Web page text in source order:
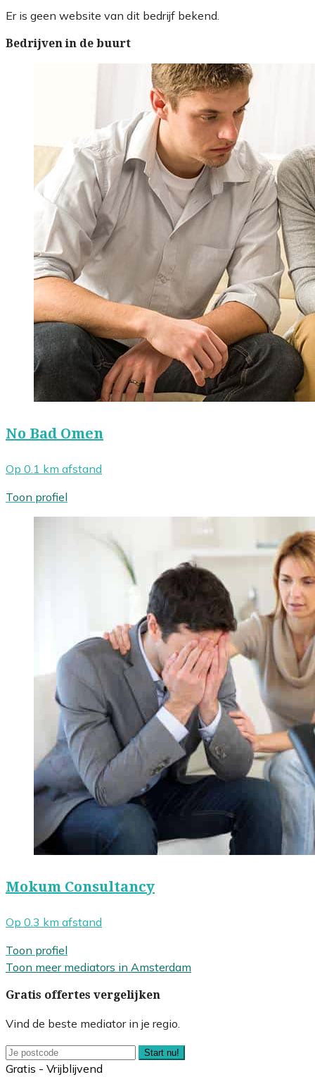
Er is geen website van dit bedrijf bekend.
Bedrijven in de buurt
No Bad Omen
Op 0.1 km afstand
Toon profiel
Mokum Consultancy
Op 0.3 km afstand
Toon profiel
Toon meer mediators in Amsterdam
Gratis offertes vergelijken
Vind de beste mediator in je regio.
Start nu!
Gratis - Vrijblijvend